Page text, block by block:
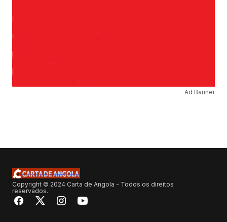
Ad Banner
Copyright © 2024 Carta de Angola - Todos os direitos
reservados.